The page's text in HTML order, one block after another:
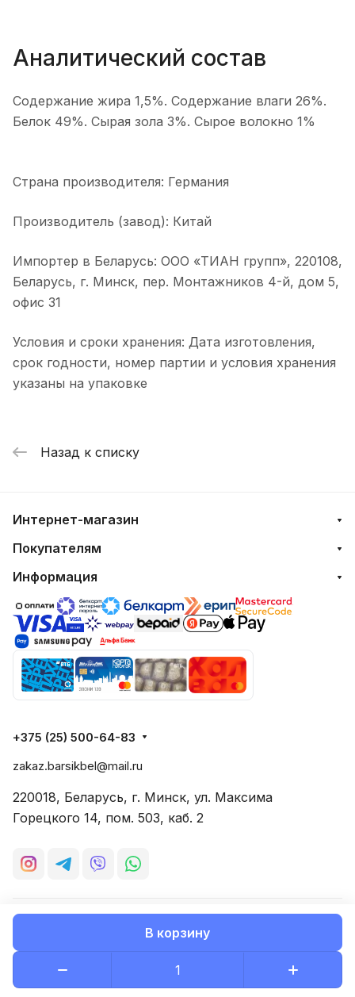
В корзину
Аналитический состав
Содержание жира 1,5%. Содержание влаги 26%.
Белок 49%. Сырая зола 3%. Сырое волокно 1%
Страна производителя: Германия
Производитель (завод): Китай
Импортер в Беларусь: ООО «ТИАН групп», 220108,
Беларусь, г. Минск, пер. Монтажников 4-й, дом 5,
офис 31
Условия и сроки хранения: Дата изготовления,
срок годности, номер партии и условия хранения
указаны на упаковке
Назад к списку
Интернет-магазин
Покупателям
Информация
+375 (25) 500-64-83
zakaz.barsikbel@mail.ru
220018, Беларусь, г. Минск, ул. Максима
Горецкого 14, пом. 503, каб. 2
© 2026 Все права защищены
Разработано в